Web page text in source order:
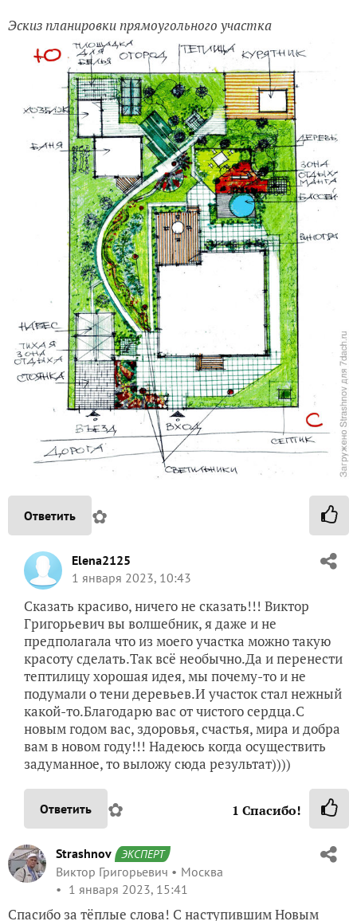
Эскиз планировки прямоугольного участка
Ответить ✿
Elena2125
1 января 2023, 10:43
Сказать красиво, ничего не сказать!!! Виктор
Григорьевич вы волшебник, я даже и не
предполагала что из моего участка можно такую
красоту сделать.Так всё необычно.Да и перенести
тептилицу хорошая идея, мы почему-то и не
подумали о тени деревьев.И участок стал нежный
какой-то.Благодарю вас от чистого сердца.С
новым годом вас, здоровья, счастья, мира и добра
вам в новом году!!! Надеюсь когда осуществить
задуманное, то выложу сюда результат))))
Ответить ✿ 1 Спасибо!
Strashnov ЭКСПЕРТ
Виктор Григорьевич
Москва
1 января 2023, 15:41
Спасибо за тёплые слова! С наступившим Новым